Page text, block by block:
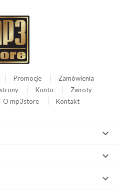
Promocje
Zamówienia
Konto
Zwroty
O mp3store Kontakt


